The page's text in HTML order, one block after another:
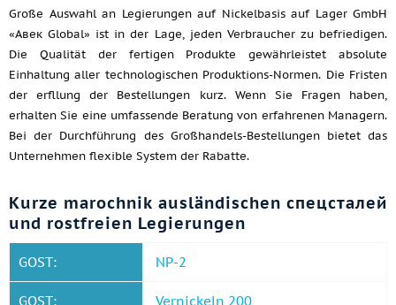
Große Auswahl an Legierungen auf Nickelbasis auf Lager GmbH
«Авек Global» ist in der Lage, jeden Verbraucher zu befriedigen.
Die Qualität der fertigen Produkte gewährleistet absolute
Einhaltung aller technologischen Produktions-Normen. Die Fristen
der erfllung der Bestellungen kurz. Wenn Sie Fragen haben,
erhalten Sie eine umfassende Beratung von erfahrenen Managern.
Bei der Durchführung des Großhandels-Bestellungen bietet das
Unternehmen flexible System der Rabatte.
Kurze marochnik ausländischen спецсталей
und rostfreien Legierungen
GOST: NP-2
GOST: Vernickeln 200